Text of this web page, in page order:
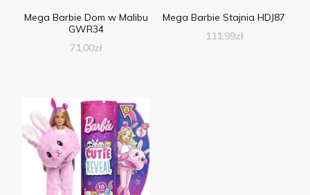
Mega Barbie Dom w Malibu
GWR34
71,00zł
Mega Barbie Stajnia HDJ87
111,99zł